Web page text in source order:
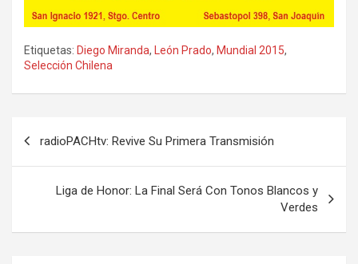
Etiquetas: Diego Miranda, León Prado, Mundial 2015,
Selección Chilena
entradas
radioPACHtv: Revive Su Primera Transmisión
Liga de Honor: La Final Será Con Tonos Blancos y
Verdes